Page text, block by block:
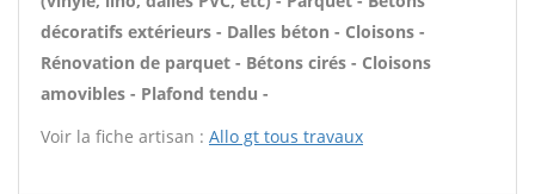
décoratifs extérieurs - Dalles béton - Cloisons -
Rénovation de parquet - Bétons cirés - Cloisons
amovibles - Plafond tendu -
Voir la fiche artisan : Allo gt tous travaux